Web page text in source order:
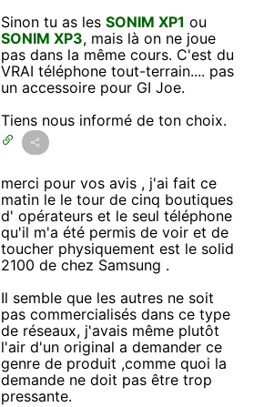
Sinon tu as lesSONIM XP1 ou
SONIM XP3, mais là on ne joue
pas dans la même cours. C'est du
VRAI téléphone tout-terrain.... pas
un accessoire pour GI Joe.
Tiens nous informé de ton choix.
merci pour vos avis , j'ai fait ce
matin le le tour de cinq boutiques
d' opérateurs et le seul téléphone
qu'il m'a été permis de voir et de
toucher physiquement est le solid
2100 de chez Samsung .
Il semble que les autres ne soit
pas commercialisés dans ce type
de réseaux, j'avais même plutôt
l'air d'un original a demander ce
genre de produit ,comme quoi la
demande ne doit pas être trop
pressante.